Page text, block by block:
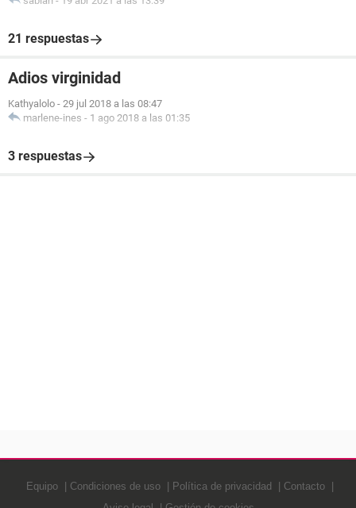
21 respuestas
Adios virginidad
Kathyalolo - 29 jul 2018 a las 08:47
marlene-ines - 1 ago 2018 a las 01:35
3 respuestas
Equipo Condiciones de uso Política de privacidad
Contacto